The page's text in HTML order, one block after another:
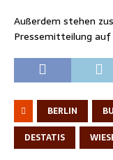
Außerdem stehen
Pressemitteilung
BERLIN
DESTATIS